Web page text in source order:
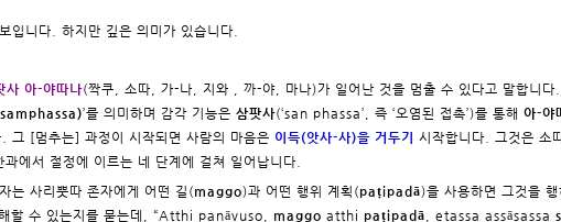
입니다. 하지만 깊은 의미가 있습니다.
사 아-야따나(짝쿠, 소따, 가-나, 지와 , 까-야, 마나)가 일어난 것을 멈출 수 있다고 말합니다
’를 의미하며 감각 기능은 삼팟사(‘san phassa’, 즉 ‘오염된 접촉’)를 통해 아-야
그 [멈추는] 과정이 시작되면 사람의 마음은 이득(앗사-사)을 거두기
시작합니다. 그것은 소
에서 절정에 이르는 네 단계에 걸쳐 일어납니다.
는 사리뿟따 존자에게 어떤 길(maggo)과 어떤 행위 계획(paṭipadā)을 사용하면 그것을 행
할 수 있는지를 묻는데, “Atthi panāvuso, maggo atthi paṭipadā , etassa assāsassa